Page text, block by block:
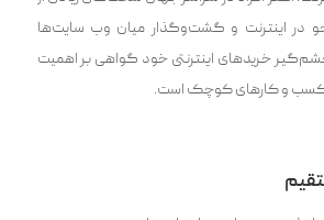
در اینترنت و گشت‌وگذار میان وب سایت‌ها
خریدهای اینترنتی خود گواهی بر اهمیت
کسب و کارهای کوچک است.